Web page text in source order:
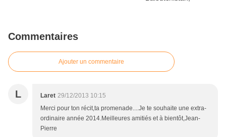
Commentaires
Ajouter un commentaire
L Laret 29/12/2013 10:15
Merci pour ton récit,ta promenade....Je te souhaite une extra-
ordinaire année 2014.Meilleures amitiés et à bientôt,Jean-
Pierre